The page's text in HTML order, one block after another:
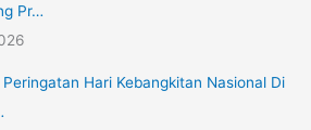
Pr…
Hari Kebangkitan Nasional Di